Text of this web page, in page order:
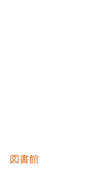
図書館